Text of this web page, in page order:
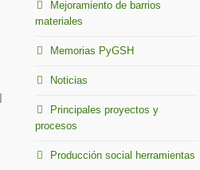
Mejoramiento de barrios
materiales
Memorias PyGSH
Noticias
Principales proyectos y
procesos
Producción social herramientas